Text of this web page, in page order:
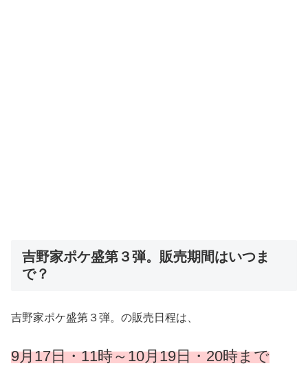
吉野家ポケ盛第３弾。販売期間はいつま
で？
吉野家ポケ盛第３弾。の販売日程は、
9月17日・11時～10月19日・20時まで